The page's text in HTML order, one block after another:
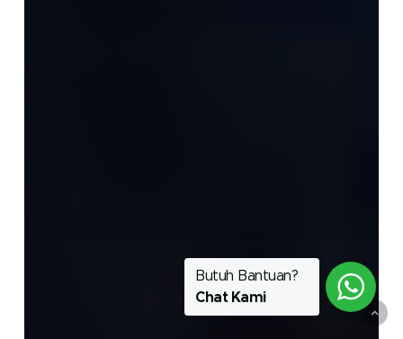
Butuh Bantuan?
Chat Kami